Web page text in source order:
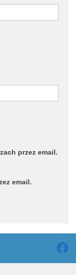
przez email.
email.